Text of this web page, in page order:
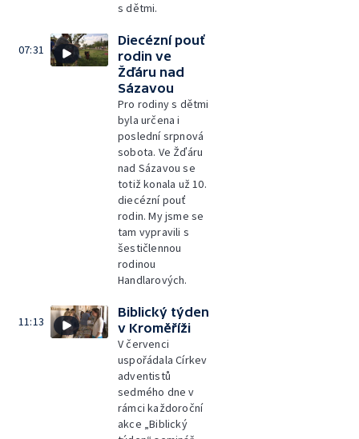
s dětmi.
07:31
Diecézní pouť
rodin ve
Žďáru nad
Sázavou
Pro rodiny s dětmi
byla určena i
poslední srpnová
sobota. Ve Žďáru
nad Sázavou se
totiž konala už 10.
diecézní pouť
rodin. My jsme se
tam vypravili s
šestičlennou
rodinou
Handlarových.
11:13
Biblický týden
v Kroměříži
V červenci
uspořádala Církev
adventistů
sedmého dne v
rámci každoroční
akce „Biblický